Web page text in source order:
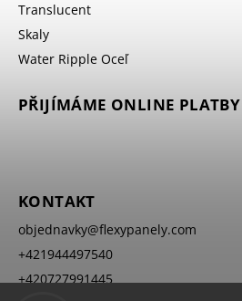
Translucent
Skaly
Water Ripple Oceľ
PŘIJÍMÁME ONLINE PLATBY
KONTAKT
objednavky@flexypanely.com
+421944497540
+420727991445